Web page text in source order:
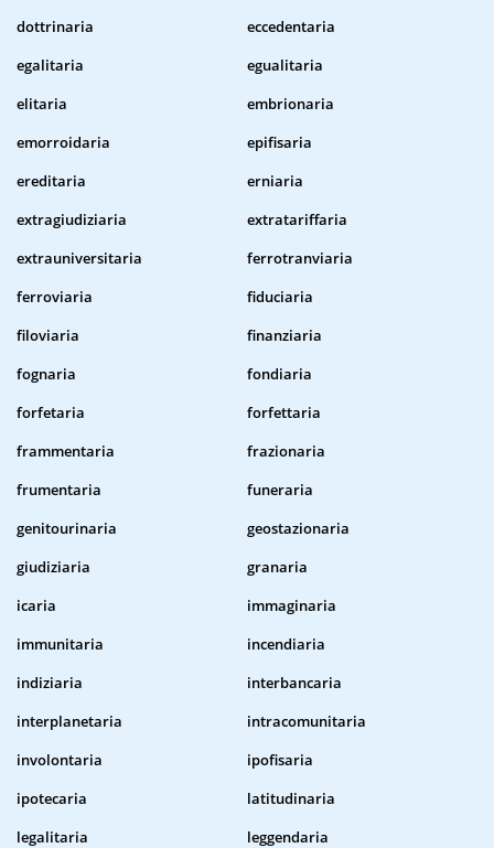
dottrinaria
eccedentaria
egalitaria
egualitaria
elitaria
embrionaria
emorroidaria
epifisaria
ereditaria
erniaria
extragiudiziaria
extratariffaria
extrauniversitaria
ferrotranviaria
ferroviaria
fiduciaria
filoviaria
finanziaria
fognaria
fondiaria
forfetaria
forfettaria
frammentaria
frazionaria
frumentaria
funeraria
genitourinaria
geostazionaria
giudiziaria
granaria
icaria
immaginaria
immunitaria
incendiaria
indiziaria
interbancaria
interplanetaria
intracomunitaria
involontaria
ipofisaria
ipotecaria
latitudinaria
legalitaria
leggendaria